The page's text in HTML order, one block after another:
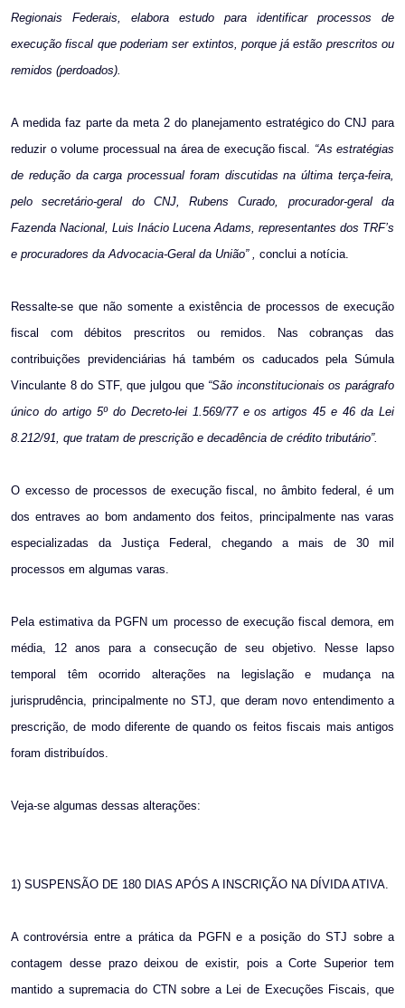
Regionais Federais, elabora estudo para identificar processos de
execução fiscal que poderiam ser extintos, porque já estão prescritos ou
remidos (perdoados).
A medida faz parte da meta 2 do planejamento estratégico do CNJ para
reduzir o volume processual na área de execução fiscal. “As estratégias
de redução da carga processual foram discutidas na última terça-feira,
pelo secretário-geral do CNJ, Rubens Curado, procurador-geral da
Fazenda Nacional, Luis Inácio Lucena Adams, representantes dos TRF’s
e procuradores da Advocacia-Geral da União” , conclui a notícia.
Ressalte-se que não somente a existência de processos de execução
fiscal com débitos prescritos ou remidos. Nas cobranças das
contribuições previdenciárias há também os caducados pela Súmula
Vinculante 8 do STF, que julgou que “São inconstitucionais os parágrafo
único do artigo 5º do Decreto-lei 1.569/77 e os artigos 45 e 46 da Lei
8.212/91, que tratam de prescrição e decadência de crédito tributário”.
O excesso de processos de execução fiscal, no âmbito federal, é um
dos entraves ao bom andamento dos feitos, principalmente nas varas
especializadas da Justiça Federal, chegando a mais de 30 mil
processos em algumas varas.
Pela estimativa da PGFN um processo de execução fiscal demora, em
média, 12 anos para a consecução de seu objetivo. Nesse lapso
temporal têm ocorrido alterações na legislação e mudança na
jurisprudência, principalmente no STJ, que deram novo entendimento a
prescrição, de modo diferente de quando os feitos fiscais mais antigos
foram distribuídos.
Veja-se algumas dessas alterações:
1) SUSPENSÃO DE 180 DIAS APÓS A INSCRIÇÃO NA DÍVIDA ATIVA.
A controvérsia entre a prática da PGFN e a posição do STJ sobre a
contagem desse prazo deixou de existir, pois a Corte Superior tem
mantido a supremacia do CTN sobre a Lei de Execuções Fiscais, que